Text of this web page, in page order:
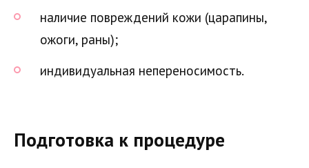
наличие повреждений кожи (царапины,
ожоги, раны);
индивидуальная непереносимость.
Подготовка к процедуре